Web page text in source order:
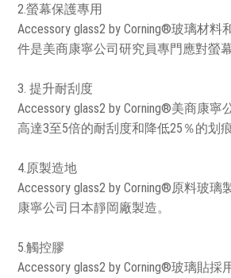
2.螢幕保護專用
Accessory glass2 by Corning®玻璃材
件是美商康寧公司研究員專門應對螢
3. 提升耐刮度
Accessory glass2 by Corning®美商康
高達3至5倍的耐刮度和降低25％的划
4.原製造地
Accessory glass2 by Corning®原料玻
康寧公司日本靜岡廠製造。
5.觸控膠
Accessory glass2 by Corning®玻璃貼